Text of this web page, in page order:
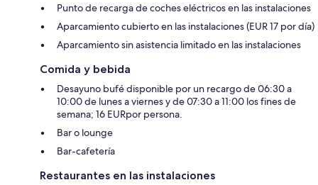
Punto de recarga de coches eléctricos en las instalaciones
Aparcamiento cubierto en las instalaciones (EUR 17 por día)
Aparcamiento sin asistencia limitado en las instalaciones
Comida y bebida
Desayuno bufé disponible por un recargo de 06:30 a
10:00 de lunes a viernes y de 07:30 a 11:00 los fines de
semana; 16 EURpor persona.
Bar o lounge
Bar-cafetería
Restaurantes en las instalaciones